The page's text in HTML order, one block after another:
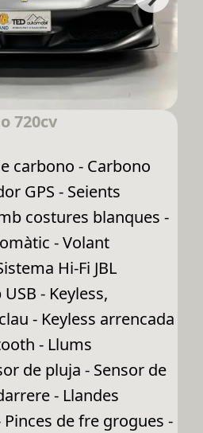
720cv
carbono - Carbono
GPS - Seients
costures blanques -
- Volant
Hi-Fi JBL
- Keyless,
- Keyless arrencada
- Llums
de pluja - Sensor de
- Llandes
de fre grogues -